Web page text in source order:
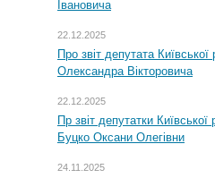
Івановича
22.12.2025
Про звіт депутата
Олександра Вікторовича
22.12.2025
Пр звіт депутатки
Буцко Оксани Олегівни
24.11.2025